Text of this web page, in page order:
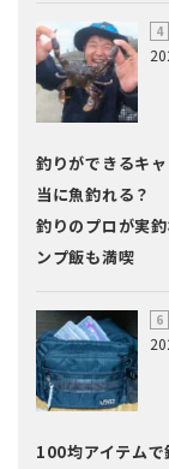
釣りができるキ
当に魚釣れる？
釣りのプロが実
ンプ飯も満喫
100均アイテムで